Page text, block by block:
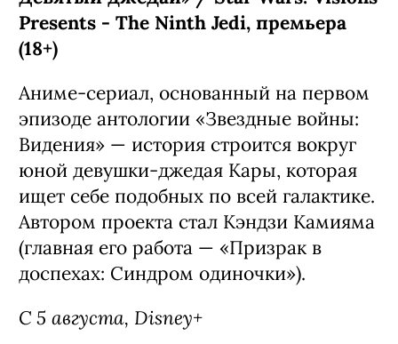
Presents - The Ninth Jedi, премьера
(18+)
Аниме-сериал, основанный на первом
эпизоде антологии «Звездные войны:
Видения» — история строится вокруг
юной девушки-джедая Кары, которая
ищет себе подобных по всей галактике.
Автором проекта стал Кэндзи Камияма
(главная его работа — «Призрак в
доспехах: Синдром одиночки»).
С 5 августа, Disney+